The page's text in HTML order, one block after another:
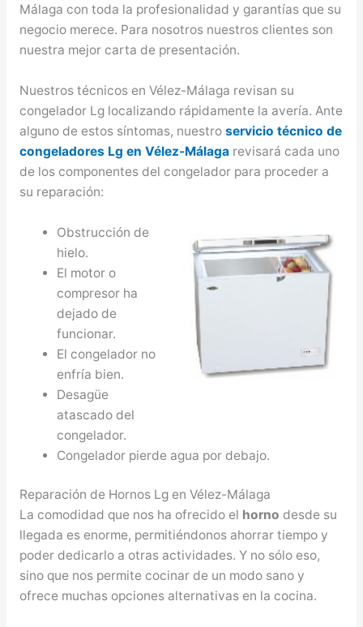
Málaga con toda la profesionalidad y garantías que su
negocio merece. Para nosotros nuestros clientes son
nuestra mejor carta de presentación.
Nuestros técnicos en Vélez-Málaga revisan su
congelador Lg localizando rápidamente la avería. Ante
alguno de estos síntomas, nuestro servicio técnico de
congeladores Lg en Vélez-Málagarevisará cada uno
de los componentes del congelador para proceder a
su reparación:
Obstrucción de
hielo.
El motor o
compresor ha
dejado de
funcionar.
El congelador no
enfría bien.
Desagüe
atascado del
congelador.
Congelador pierde agua por debajo.
Reparación de Hornos Lg en Vélez-Málaga
La comodidad que nos ha ofrecido el horno desde su
llegada es enorme, permitiéndonos ahorrar tiempo y
poder dedicarlo a otras actividades. Y no sólo eso,
sino que nos permite cocinar de un modo sano y
ofrece muchas opciones alternativas en la cocina.